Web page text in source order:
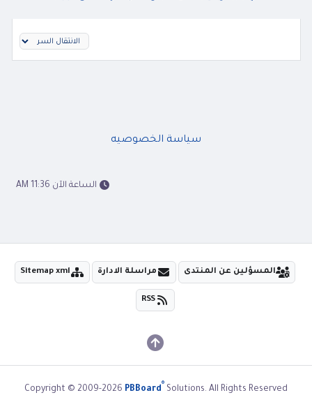
سياسة الخصوصيه
الساعة الآن 11:36 AM
المسؤلين عن المنتدى مراسلة الادارة Sitemap xml
RSS
Copyright © 2009-2026 PBBoard® Solutions. All Rights Reserved